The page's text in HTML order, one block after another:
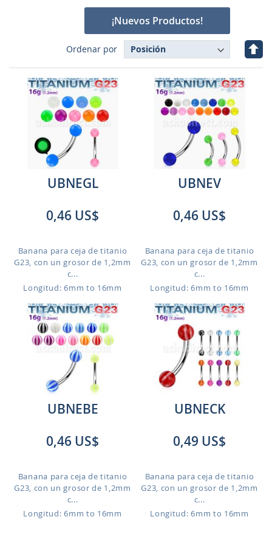
¡Nuevos Productos!
Ordenar por
Fijar
UBNEGL
0,46 US$
Banana para ceja de titanio
G23, con un grosor de 1,2mm
c...
Longitud: 6mm to 16mm
UBNEV
0,46 US$
Banana para ceja de titanio
G23, con un grosor de 1,2mm
c...
Longitud: 6mm to 16mm
UBNEBE
0,46 US$
Banana para ceja de titanio
G23, con un grosor de 1,2mm
c...
Longitud: 6mm to 16mm
UBNECK
0,49 US$
Banana para ceja de titanio
G23, con un grosor de 1,2mm
c...
Longitud: 6mm to 16mm